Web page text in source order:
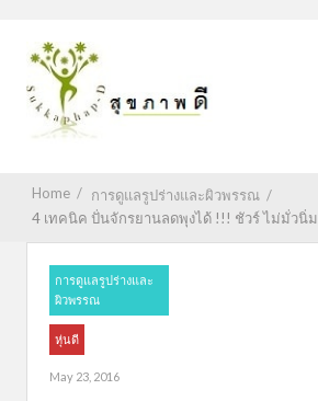
Home / การดูแลรูปร่างและผิวพรรณ /
4 เทคนิค ปั่นจักรยานลดพุงได้ !!! ชัวร์ ไม่มั่วนิ่ม
การดูแลรูปร่างและ
ผิวพรรณ
หุ่นดี
May 23, 2016